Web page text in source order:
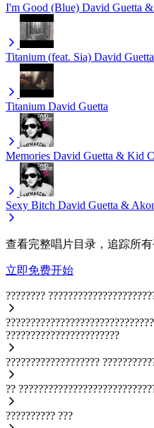
I'm Good (Blue) David Guetta
Titanium (feat. Sia) David
Titanium David Guetta
Memories David Guetta & Kid
Sexy Bitch David Guetta &
查看完整唱片目录，追踪所有
立即免费开始
????????
???????????????????????
???????????????????
??
?????????? ???